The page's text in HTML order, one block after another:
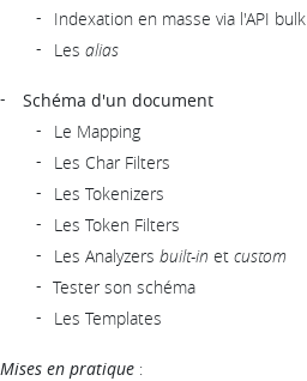
Indexation en masse via l'API bulk
Les alias
Schéma d'un document
Le Mapping
Les Char Filters
Les Tokenizers
Les Token Filters
Les Analyzers built-in et custom
Tester son schéma
Les Templates
Mises en pratique :